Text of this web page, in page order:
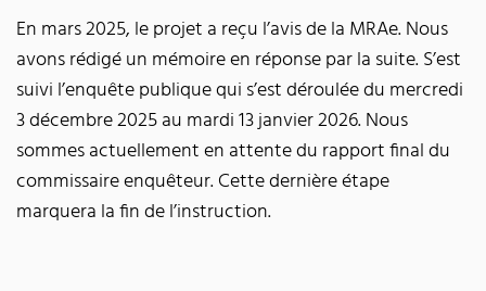
En mars 2025, le projet a reçu l’avis de la MRAe. Nous
avons rédigé un mémoire en réponse par la suite. S’est
suivi l’enquête publique qui s’est déroulée du mercredi
3 décembre 2025 au mardi 13 janvier 2026. Nous
sommes actuellement en attente du rapport final du
commissaire enquêteur. Cette dernière étape
marquera la fin de l’instruction.